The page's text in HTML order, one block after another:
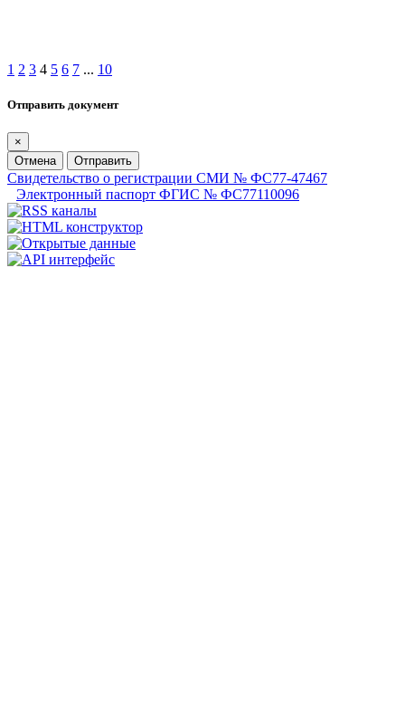
1 2 3 4 5 6 7 ... 10
Отправить документ
×
Отмена
Отправить
Свидетельство о регистрации СМИ № ФС77-47467
Электронный паспорт ФГИС № ФС77110096